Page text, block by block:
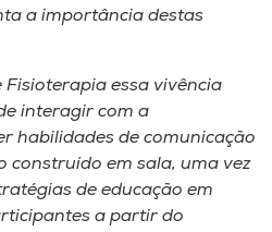
a importância destas
essa vivência
interagir com a
habilidades de comunicação
construído em sala, uma vez
de educação em
a partir do